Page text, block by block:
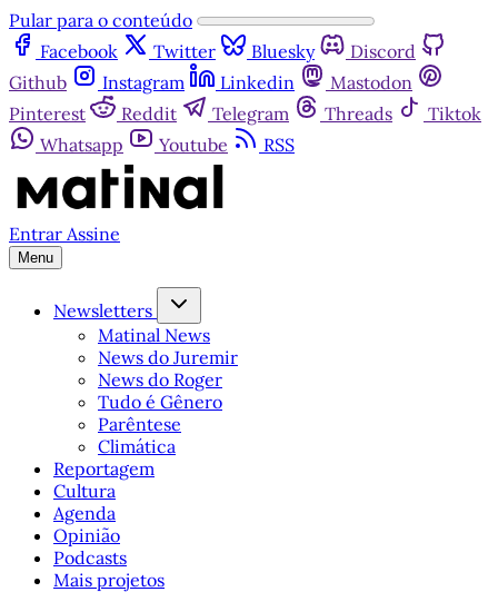
Pular para o conteúdo
Facebook
Twitter Bluesky
Discord
Github
Instagram Linkedin
Mastodon
Pinterest
Reddit Telegram Threads
Tiktok
Whatsapp
Youtube RSS
Entrar Assine
Menu
Newsletters
Matinal News
News do Juremir
News do Roger
Tudo é Gênero
Parêntese
Climática
Reportagem
Cultura
Agenda
Opinião
Podcasts
Mais projetos